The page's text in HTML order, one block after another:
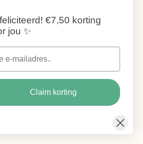
€7,50 korting
jou ✨
Claim korting